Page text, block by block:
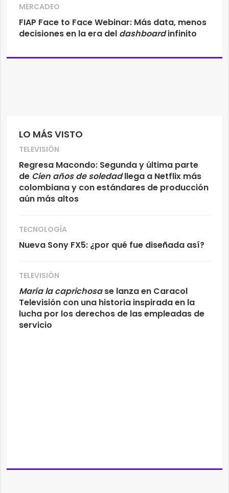
LO MÁS VISTO
TELEVISIÓN
Regresa Macondo: Segunda y última parte
de Cien años de soledadllega a Netflix más
colombiana y con estándares de producción
aún más altos
TECNOLOGÍA
Nueva Sony FX5: ¿por qué fue diseñada así?
TELEVISIÓN
María la caprichosase lanza en Caracol
Televisión con una historia inspirada en la
lucha por los derechos de las empleadas de
servicio
MERCADEO
FIAP Face to Face Webinar: Más data, menos
decisiones en la era del dashboardinfinito